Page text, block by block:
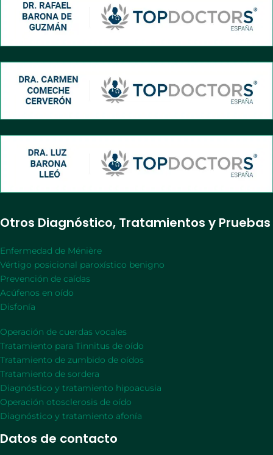
Otros Diagnóstico, Tratamientos y Pruebas
Enfermedad de Ménière
Vértigo posicional paroxístico benigno
Prevención de caídas
Acúfenos en oído
Disfonía
Operación de cuerdas vocales
Tratamiento para Tinnitus de oído
Tratamiento de zumbido de oídos
Tratamiento de sordera
Diagnóstico y tratamiento hipoacusia
Operación otosclerosis de oído
Diagnóstico y tratamiento afonía
Datos de contacto